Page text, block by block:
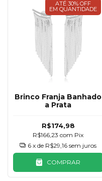
ATÉ 30% OFF
EM QUANTIDADE
Brinco Franja Banhado
a Prata
R$174,98
R$166,23com Pix
6 x de R$29,16 sem juros
COMPRAR